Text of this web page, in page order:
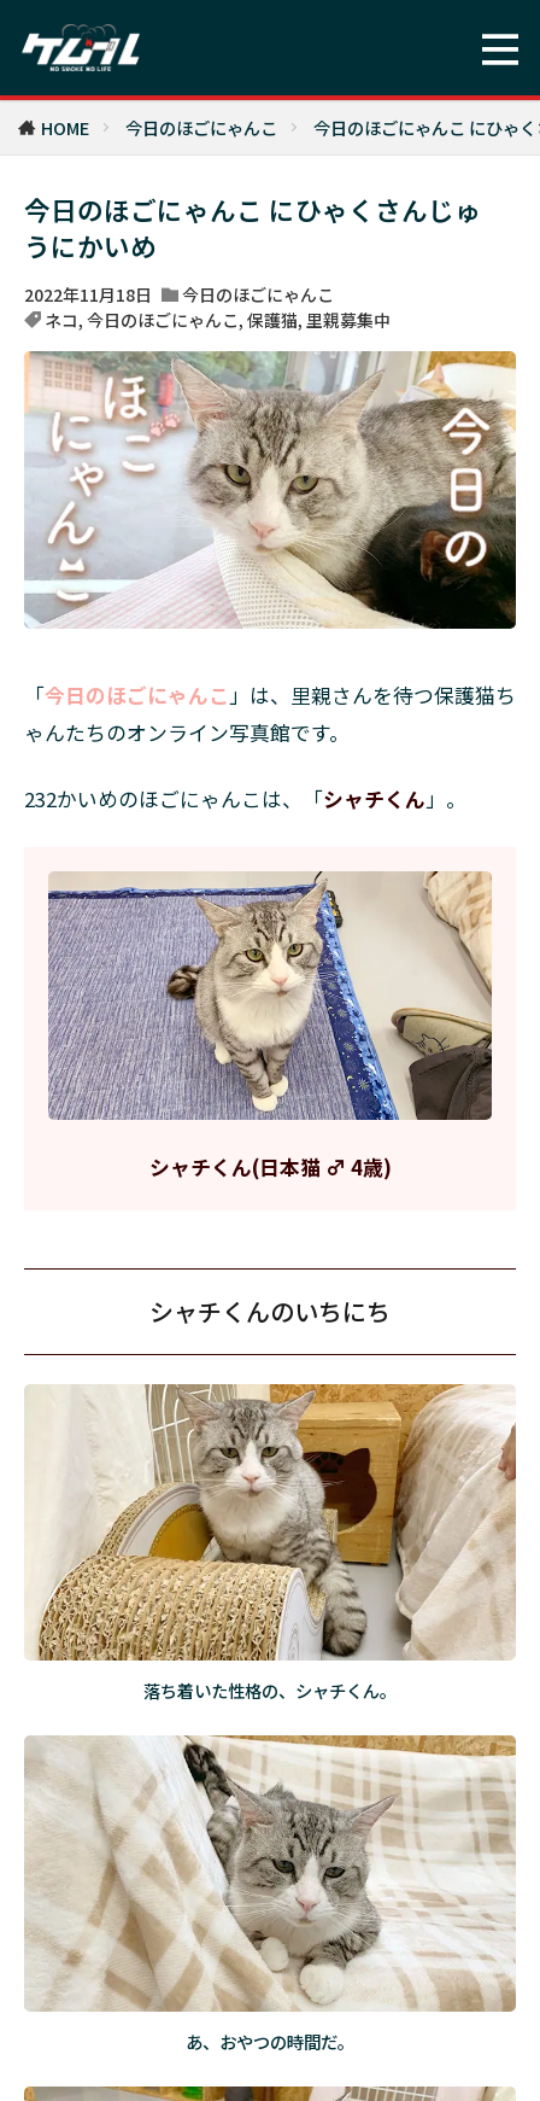
HOME 今日のほごにゃんこ 今日のほごにゃんこ にひゃ
今日のほごにゃんこ にひゃくさんじゅ
うにかいめ
2022年11月18日
今日のほごにゃんこ
ネコ, 今日のほごにゃんこ, 保護猫, 里親募集中
「今日のほごにゃんこ 」は、里親さんを待つ保護猫ち
ゃんたちのオンライン写真館です。
232かいめのほごにゃんこは、「シャチくん 」。
シャチくん(日本猫 ♂ 4歳)
シャチくんのいちにち
落ち着いた性格の、シャチくん。
あ、おやつの時間だ。